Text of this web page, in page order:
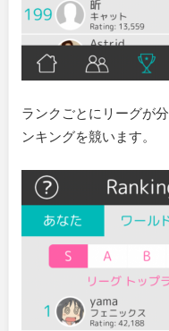
ランクごとにリーグが
ンキングを競います。